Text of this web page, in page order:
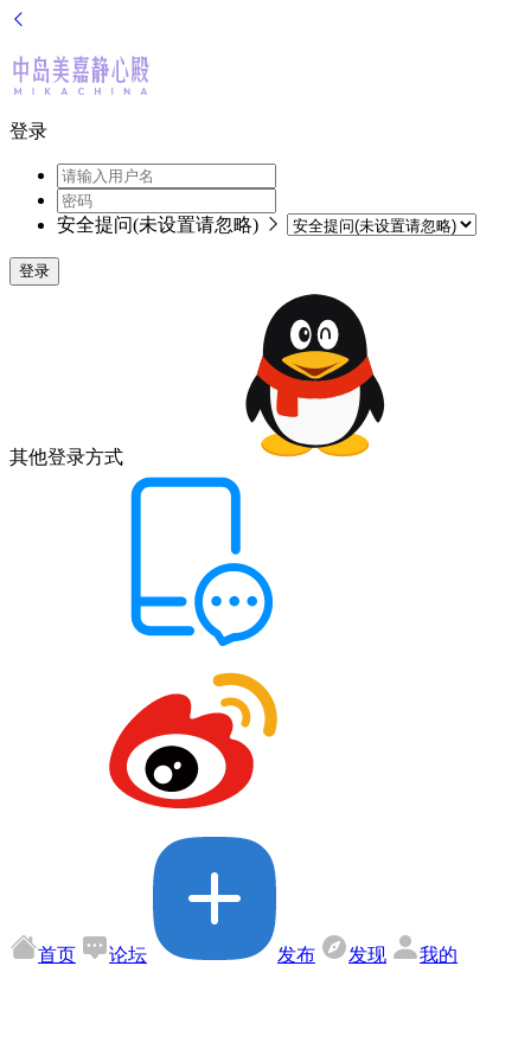
登录
安全提问(未设置请忽略)
登录
其他登录方式
首页 论坛 发布 发现 我的